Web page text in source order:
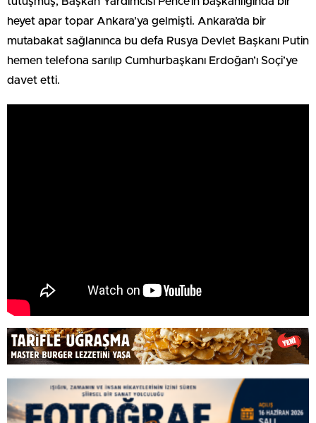
heyet apar topar Ankara’ya gelmişti. Ankara’da bir
mutabakat sağlanınca bu defa Rusya Devlet Başkanı Putin
hemen telefona sarılıp Cumhurbaşkanı Erdoğan’ı Soçi’ye
davet etti.